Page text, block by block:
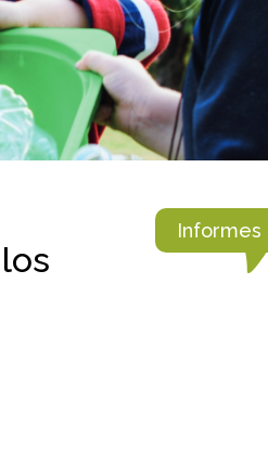
Informes